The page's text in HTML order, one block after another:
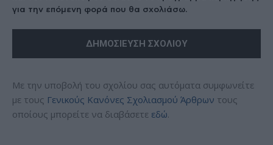
για την επόμενη φορά που θα σχολιάσω.
Με την υποβολή του σχολίου σας αυτόματα συμφωνείτε
με τους Γενικούς Κανόνες Σχολιασμού Άρθρων τους
οποίους μπορείτε να διαβάσετε εδώ.